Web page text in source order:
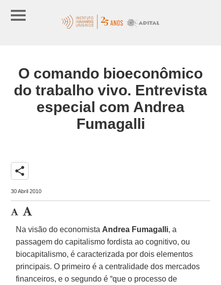
O comando bioeconômico
do trabalho vivo. Entrevista
especial com Andrea
Fumagalli
share
30 Abril 2010
Na visão do economista Andrea Fumagalli, a
passagem do capitalismo fordista ao cognitivo, ou
biocapitalismo, é caracterizada por dois elementos
principais. O primeiro é a centralidade dos mercados
financeiros, e o segundo é “que o processo de